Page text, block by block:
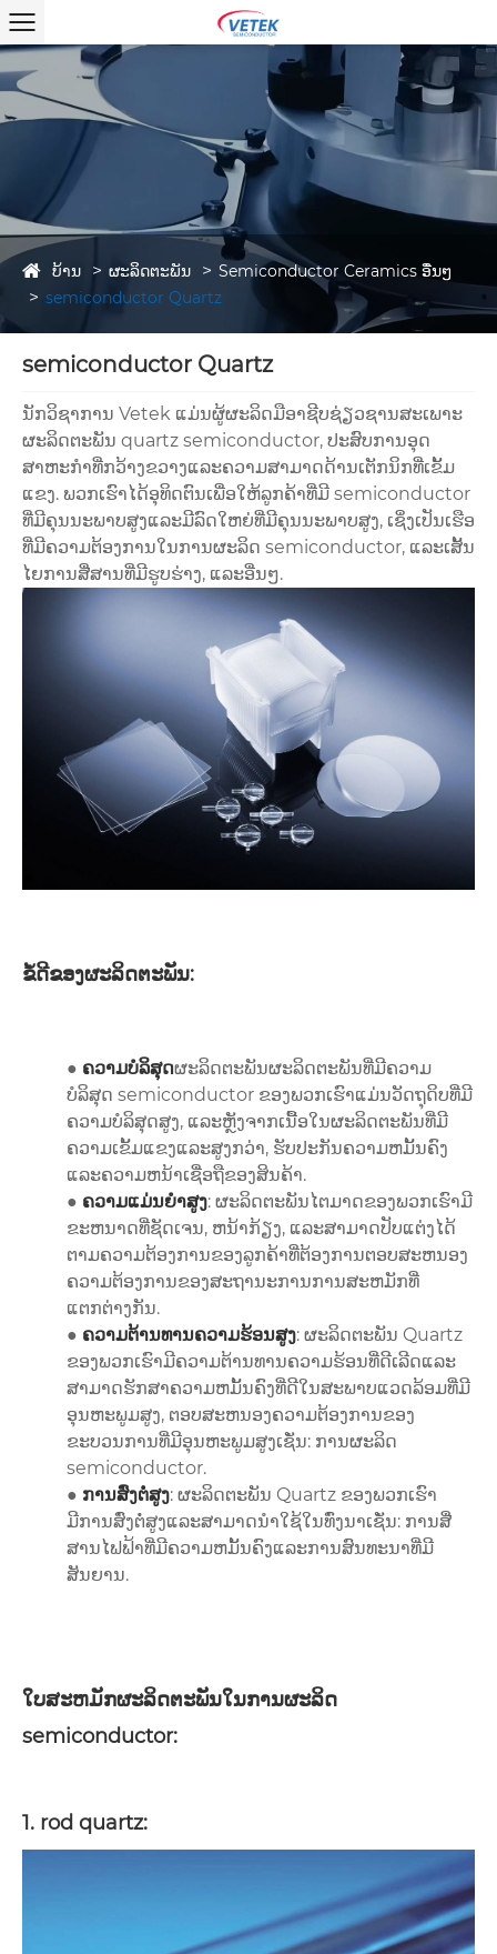
ບ້ານ ຜະລິດຕະພັນ
Semiconductor Ceramics ອື່ນໆ
semiconductor Quartz
semiconductor Quartz
ນັກວິຊາການ Vetek ແມ່ນຜູ້ຜະລິດມືອາຊີບຊ່ຽວຊານສະເພາະ
ຜະລິດຕະພັນ quartz semiconductor, ປະສົບການອຸດ
ສາຫະກໍາທີ່ກວ້າງຂວາງແລະຄວາມສາມາດດ້ານເຕັກນິກທີ່ເຂັ້ມ
ແຂງ. ພວກເຮົາໄດ້ອຸທິດຕົນເພື່ອໃຫ້ລູກຄ້າທີ່ມີ semiconductor
ທີ່ມີຄຸນນະພາບສູງແລະມີລົດໃຫຍ່ທີ່ມີຄຸນນະພາບສູງ, ເຊິ່ງເປັນເຮືອ
ທີ່ມີຄວາມຕ້ອງການໃນການຜະລິດ semiconductor, ແລະເສັ້ນ
ໄຍການສື່ສານທີ່ມີຮູບຮ່າງ, ແລະອື່ນໆ.
ຂໍ້ດີຂອງຜະລິດຕະພັນ:
● ຄວາມບໍລິສຸດຜະລິດຕະພັນຜະລິດຕະພັນທີ່ມີຄວາມ
ບໍລິສຸດ semiconductor ຂອງພວກເຮົາແມ່ນວັດຖຸດິບທີ່ມີ
ຄວາມບໍລິສຸດສູງ, ແລະຫຼັງຈາກເນື້ອໃນຜະລິດຕະພັນທີ່ມີ
ຄວາມເຂັ້ມແຂງແລະສູງກວ່າ, ຮັບປະກັນຄວາມຫມັ້ນຄົງ
ແລະຄວາມຫນ້າເຊື່ອຖືຂອງສິນຄ້າ.
● ຄວາມແມ່ນຍໍາສູງ: ຜະລິດຕະພັນໄຕມາດຂອງພວກເຮົາມີ
ຂະຫນາດທີ່ຊັດເຈນ, ຫນ້າກ້ຽງ, ແລະສາມາດປັບແຕ່ງໄດ້
ຕາມຄວາມຕ້ອງການຂອງລູກຄ້າທີ່ຕ້ອງການຕອບສະຫນອງ
ຄວາມຕ້ອງການຂອງສະຖານະການການສະຫມັກທີ່
ແຕກຕ່າງກັນ.
● ຄວາມຕ້ານທານຄວາມຮ້ອນສູງ: ຜະລິດຕະພັນ Quartz
ຂອງພວກເຮົາມີຄວາມຕ້ານທານຄວາມຮ້ອນທີ່ດີເລີດແລະ
ສາມາດຮັກສາຄວາມຫມັ້ນຄົງທີ່ດີໃນສະພາບແວດລ້ອມທີ່ມີ
ອຸນຫະພູມສູງ, ຕອບສະຫນອງຄວາມຕ້ອງການຂອງ
ຂະບວນການທີ່ມີອຸນຫະພູມສູງເຊັ່ນ: ການຜະລິດ
semiconductor.
● ການສົ່ງຕໍ່ສູງ: ຜະລິດຕະພັນ Quartz ຂອງພວກເຮົາ
ມີການສົ່ງຕໍ່ສູງແລະສາມາດນໍາໃຊ້ໃນທົ່ງນາເຊັ່ນ: ການສື່
ສານໄຟຟ້າທີ່ມີຄວາມຫມັ້ນຄົງແລະການສົນທະນາທີ່ມີ
ສັນຍານ.
ໃບສະຫມັກຜະລິດຕະພັນໃນການຜະລິດ
semiconductor:
1. rod quartz: